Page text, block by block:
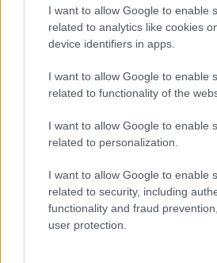
I want to allow Google to enable
related to analytics like cookies
device identifiers in apps.
I want to allow Google to enable
related to functionality of the
I want to allow Google to enable
related to personalization.
I want to allow Google to enable
related to security, including
functionality and fraud
user protection.
ΕΘΝΟΣ θα παρεμβαίνει και τα